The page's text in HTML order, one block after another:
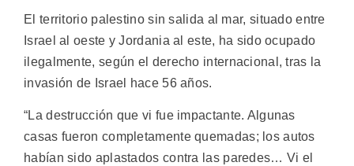
El territorio palestino sin salida al mar, situado entre
Israel al oeste y Jordania al este, ha sido ocupado
ilegalmente, según el derecho internacional, tras la
invasión de Israel hace 56 años.
“La destrucción que vi fue impactante. Algunas
casas fueron completamente quemadas; los autos
habían sido aplastados contra las paredes… Vi el